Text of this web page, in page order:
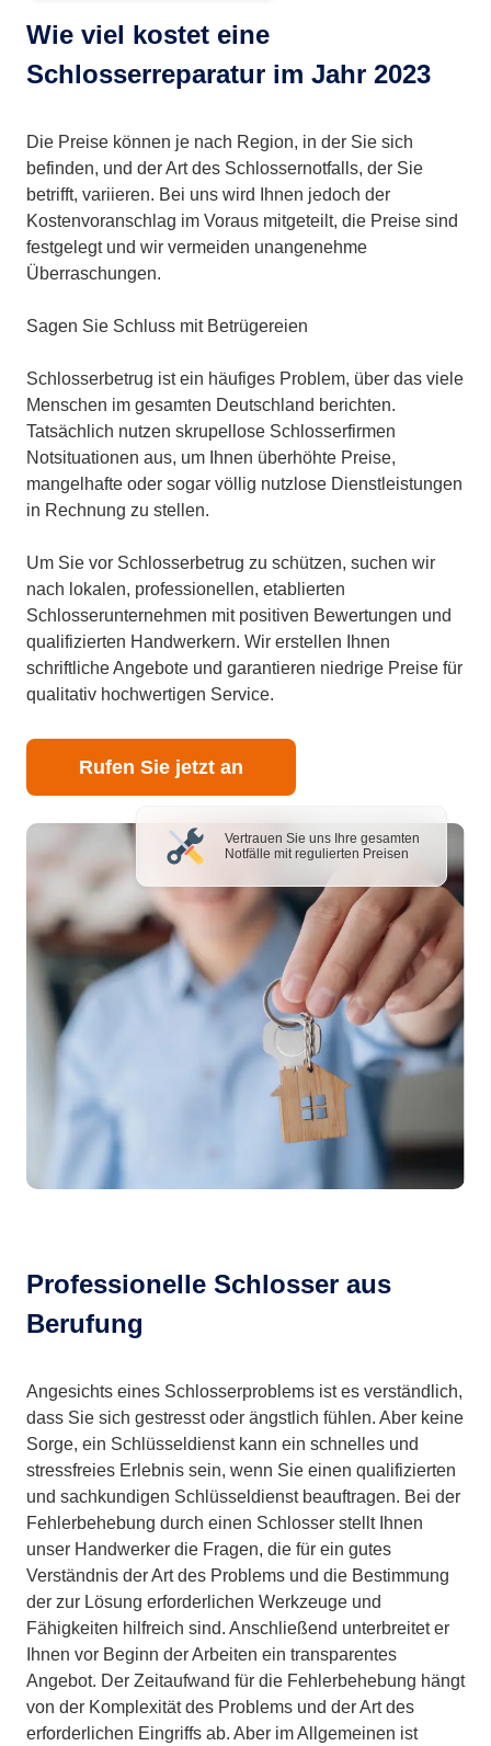
Wie viel kostet eine
Schlosserreparatur im Jahr 2023
Die Preise können je nach Region, in der Sie sich
befinden, und der Art des Schlossernotfalls, der Sie
betrifft, variieren. Bei uns wird Ihnen jedoch der
Kostenvoranschlag im Voraus mitgeteilt, die Preise sind
festgelegt und wir vermeiden unangenehme
Überraschungen.
Sagen Sie Schluss mit Betrügereien
Schlosserbetrug ist ein häufiges Problem, über das viele
Menschen im gesamten Deutschland berichten.
Tatsächlich nutzen skrupellose Schlosserfirmen
Notsituationen aus, um Ihnen überhöhte Preise,
mangelhafte oder sogar völlig nutzlose Dienstleistungen
in Rechnung zu stellen.
Um Sie vor Schlosserbetrug zu schützen, suchen wir
nach lokalen, professionellen, etablierten
Schlosserunternehmen mit positiven Bewertungen und
qualifizierten Handwerkern. Wir erstellen Ihnen
schriftliche Angebote und garantieren niedrige Preise für
qualitativ hochwertigen Service.
Rufen Sie jetzt an
Vertrauen Sie uns Ihre gesamten
Notfälle mit regulierten Preisen
Professionelle Schlosser aus
Berufung
Angesichts eines Schlosserproblems ist es verständlich,
dass Sie sich gestresst oder ängstlich fühlen. Aber keine
Sorge, ein Schlüsseldienst kann ein schnelles und
stressfreies Erlebnis sein, wenn Sie einen qualifizierten
und sachkundigen Schlüsseldienst beauftragen. Bei der
Fehlerbehebung durch einen Schlosser stellt Ihnen
unser Handwerker die Fragen, die für ein gutes
Verständnis der Art des Problems und die Bestimmung
der zur Lösung erforderlichen Werkzeuge und
Fähigkeiten hilfreich sind. Anschließend unterbreitet er
Ihnen vor Beginn der Arbeiten ein transparentes
Angebot. Der Zeitaufwand für die Fehlerbehebung hängt
von der Komplexität des Problems und der Art des
erforderlichen Eingriffs ab. Aber im Allgemeinen ist